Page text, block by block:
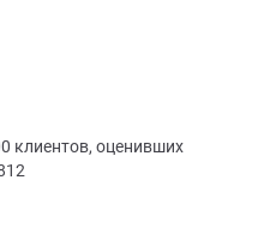
клиентов, оценивших